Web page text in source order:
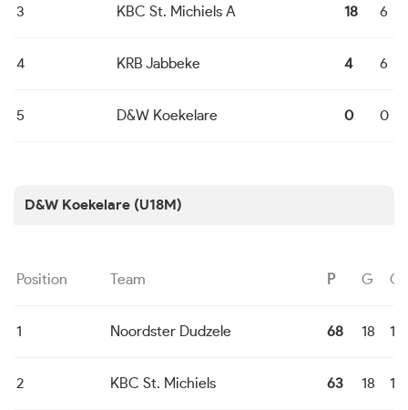
3 KBC St. Michiels A 18 6
4 KRB Jabbeke 4 6
5 D&W Koekelare 0 0
D&W Koekelare (U18M)
Position Team P G G
1 Noordster Dudzele 68 18 16
2 KBC St. Michiels 63 18 13